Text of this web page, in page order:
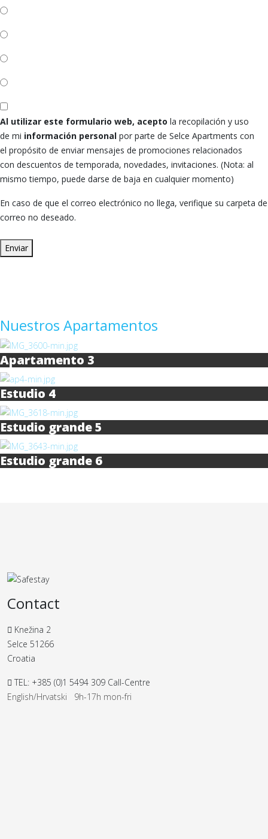
Al utilizar este formulario web, acepto la recopilación y uso
de mi información personal por parte de Selce Apartments con
el propósito de enviar mensajes de promociones relacionados
con descuentos de temporada, novedades, invitaciones. (Nota: al
mismo tiempo, puede darse de baja en cualquier momento)
En caso de que el correo electrónico no llega, verifique su carpeta de
correo no deseado.
Enviar
Nuestros Apartamentos
Apartamento 3
Estudio 4
Estudio grande 5
Estudio grande 6
Contact
Knežina 2
Selce 51266
Croatia
TEL: +385 (0)1 5494 309 Call-Centre
English/Hrvatski 9h-17h mon-fri